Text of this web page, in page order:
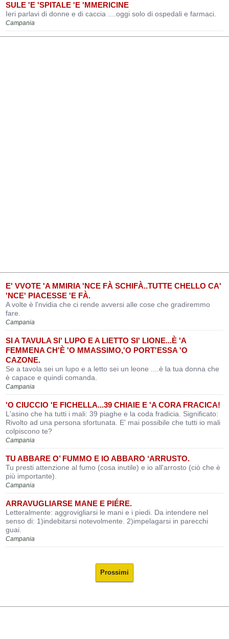
SULE 'E 'SPITALE 'E 'MMERICINE
Ieri parlavi di donne e di caccia ....oggi solo di ospedali e farmaci.
Campania
E' VVOTE 'A MMIRIA 'NCE FÀ SCHIFÀ..TUTTE CHELLO CA'
'NCE' PIACESSE 'E FÀ.
A volte è l'nvidia che ci rende avversi alle cose che gradiremmo
fare.
Campania
SI A TAVULA SI' LUPO E A LIETTO SI' LIONE...È 'A
FEMMENA CH'È 'O MMASSIMO,'O PORT'ESSA 'O
CAZONE.
Se a tavola sei un lupo e a letto sei un leone ....è la tua donna che
è capace e quindi comanda.
Campania
'O CIUCCIO 'E FICHELLA...39 CHIAIE E 'A CORA FRACICA!
L'asino che ha tutti i mali: 39 piaghe e la coda fradicia. Significato:
Rivolto ad una persona sfortunata. E' mai possibile che tutti io mali
colpiscono te?
Campania
TU ABBARE O’ FUMMO E IO ABBARO ‘ARRUSTO.
Tu presti attenzione al fumo (cosa inutile) e io all'arrosto (ciò che è
più importante).
Campania
ARRAVUGLIARSE MANE E PIÉRE.
Letteralmente: aggrovigliarsi le mani e i piedi. Da intendere nel
senso di: 1)indebitarsi notevolmente. 2)impelagarsi in parecchi
guai.
Campania
Prossimi